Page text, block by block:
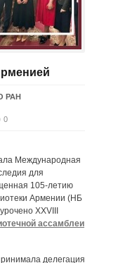
РАН
0
Международная
для
105-летию
Армении (НБ
XXVIII
ассамблеи
делегация